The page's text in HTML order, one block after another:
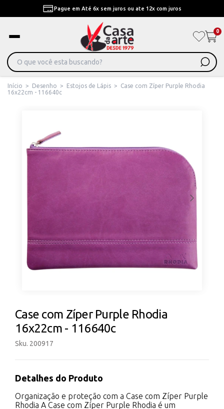
Pague em Até 6x sem juros ou ate 12x com juros
0
Início > Desenho > Estojos de Lápis >
Case com Zíper Purple Rhodia
16x22cm - 116640c
Case com Zíper Purple Rhodia
16x22cm - 116640c
Sku. 200917
Detalhes do Produto
Organização e proteção com a Case com Zíper Purple
Rhodia A Case com Zíper Purple Rhodia é um